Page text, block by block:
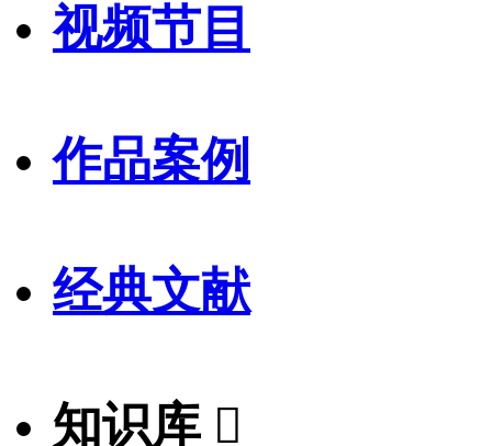
视频节目
作品案例
经典文献
知识库 